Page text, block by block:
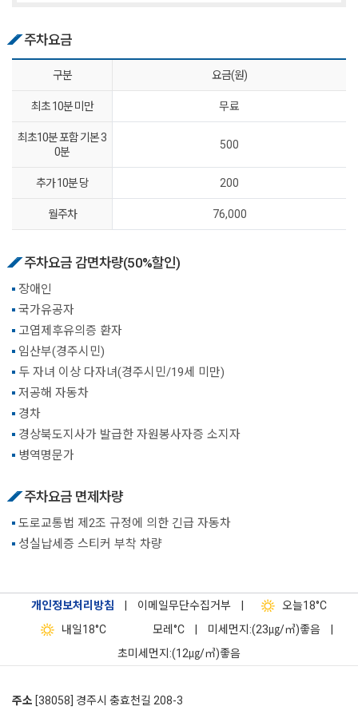
주차요금
구분 요금(원)
최초 10분 미만 무료
최초10분 포함 기본 3
0분
500
추가 10분 당 200
월주차 76,000
주차요금 감면차량(50%할인)
장애인
국가유공자
고엽제후유의증 환자
임산부(경주시민)
두 자녀 이상 다자녀(경주시민/19세 미만)
저공해 자동차
경차
경상북도지사가 발급한 자원봉사자증 소지자
병역명문가
주차요금 면제차량
도로교통법 제2조 규정에 의한 긴급 자동차
성실납세증 스티커 부착 차량
개인정보처리방침 이메일무단수집거부 오늘18°C
내일18°C 모레 °C 미세먼지:(23㎍/㎥)좋음
초미세먼지:(12㎍/㎥)좋음
주소 [38058] 경주시 충효천길 208-3